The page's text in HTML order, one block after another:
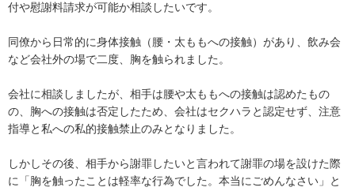
付や慰謝料請求が可能か相談したいです。
同僚から日常的に身体接触（腰・太ももへの接触）があり、飲み会
など会社外の場で二度、胸を触られました。
会社に相談しましたが、相手は腰や太ももへの接触は認めたもの
の、胸への接触は否定したため、会社はセクハラと認定せず、注意
指導と私への私的接触禁止のみとなりました。
しかしその後、相手から謝罪したいと言われて謝罪の場を設けた際
に「胸を触ったことは軽率な行為でした。本当にごめんなさい」と